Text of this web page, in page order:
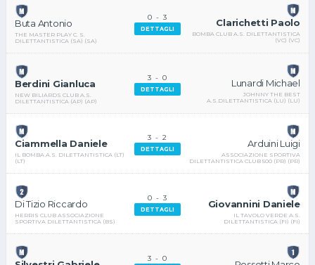
Buta Antonio
THE MASTER PLAY C. S.
DILETTANTISTICA (SA) (SA)
0 -3
DETTAGLI
Clarichetti Paolo
BOMBA CLUB A.S. DILETTANTISTICA
(VC) (VC)
Berdini Gianluca
NEW BILIARDS CLUB A.S.
DILETTANTISTICA (AP) (AP)
3 -0
DETTAGLI
Lunardi Michael
JOHNNY THE BEST
A.S.DILETTANTISTICA (LU) (LU)
Ciammella Daniele
IL BOMBA A.S. DILETTANTISTICA (LT)
(LT)
3 -2
DETTAGLI
Arduini Luigi
ASSOCIAZIONE SPORTIVA
DILETTANTISTICA CLUB 500 (PR) (PR)
Di Tizio Riccardo
HERRIS CLUB ASSOCIAZIONE
SPORTIVA DILETTANTISTICA (BS)
0 -3
DETTAGLI
Giovannini Daniele
IL TAVOLO VERDE A.S.
DILETTANTISTICA (FI) (FI)
3 -0